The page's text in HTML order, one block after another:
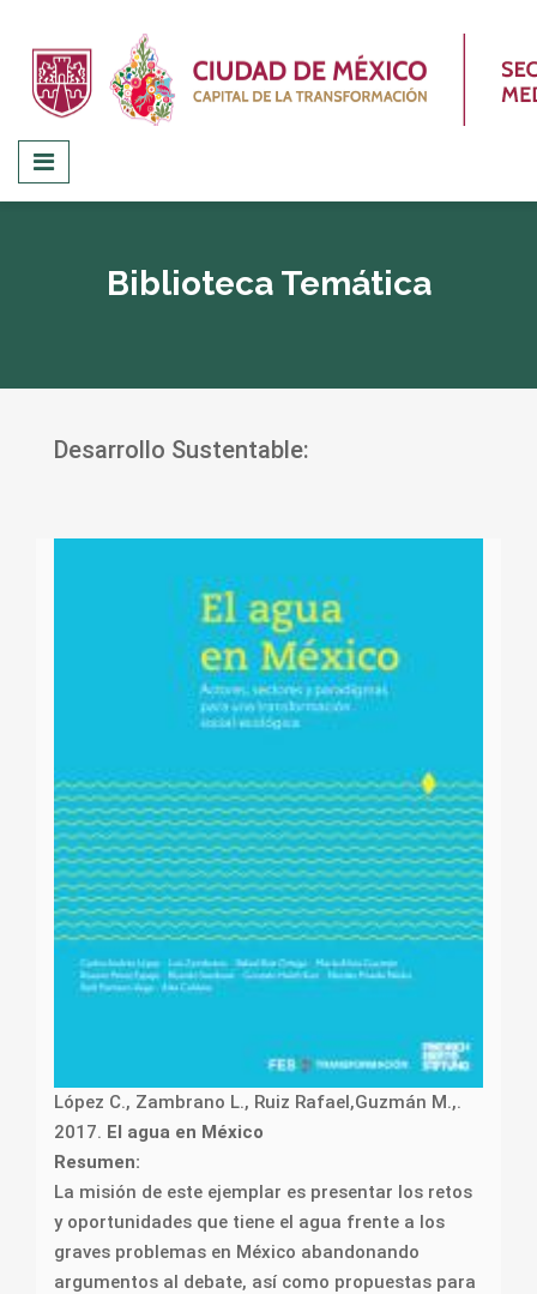
Biblioteca Temática
Desarrollo Sustentable:
López C., Zambrano L., Ruiz Rafael,Guzmán M.,.
2017. El agua en México
Resumen:
La misión de este ejemplar es presentar los retos
y oportunidades que tiene el agua frente a los
graves problemas en México abandonando
argumentos al debate, así como propuestas para